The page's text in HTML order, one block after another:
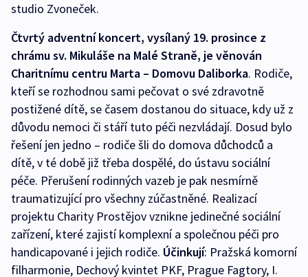
studio Zvoneček.
Čtvrtý adventní koncert, vysílaný 19. prosince z
chrámu sv. Mikuláše na Malé Straně, je věnován
Charitnímu centru Marta – Domovu Daliborka. Rodiče,
kteří se rozhodnou sami pečovat o své zdravotně
postižené dítě, se časem dostanou do situace, kdy už z
důvodu nemoci či stáří tuto péči nezvládají. Dosud bylo
řešení jen jedno – rodiče šli do domova důchodců a
dítě, v té době již třeba dospělé, do ústavu sociální
péče. Přerušení rodinných vazeb je pak nesmírně
traumatizující pro všechny zúčastněné. Realizací
projektu Charity Prostějov vznikne jedinečné sociální
zařízení, které zajistí komplexní a společnou péči pro
handicapované i jejich rodiče. Účinkují: Pražská komorní
filharmonie, Dechový kvintet PKF, Prague Fagtory, I.